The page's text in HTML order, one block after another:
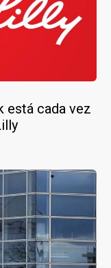
está cada vez